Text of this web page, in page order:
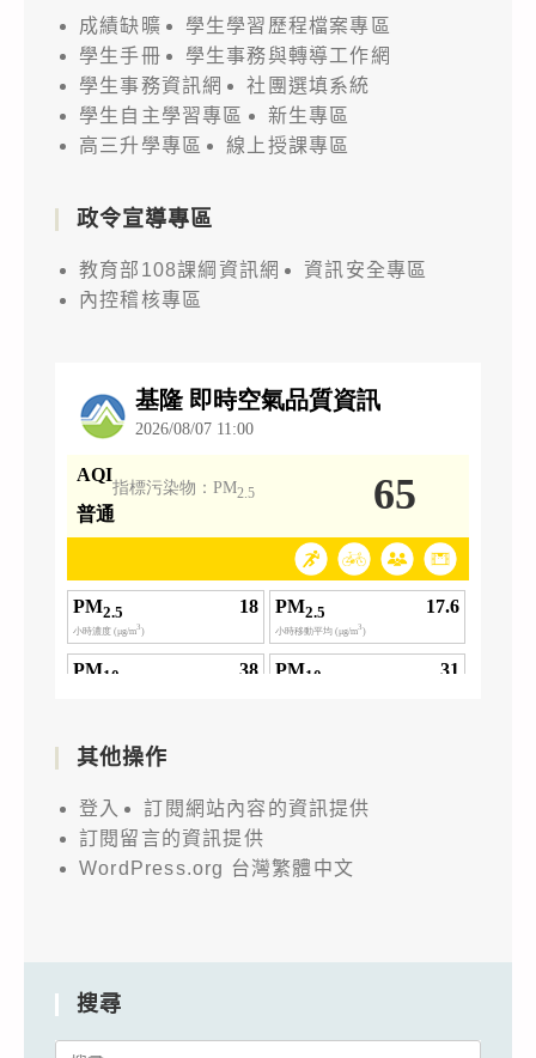
成績缺曠
學生學習歷程檔案專區
學生手冊
學生事務與轉導工作網
學生事務資訊網
社團選填系統
學生自主學習專區
新生專區
高三升學專區
線上授課專區
政令宣導專區
教育部108課綱資訊網
資訊安全專區
內控稽核專區
其他操作
登入
訂閱網站內容的資訊提供
訂閱留言的資訊提供
WordPress.org 台灣繁體中文
搜尋